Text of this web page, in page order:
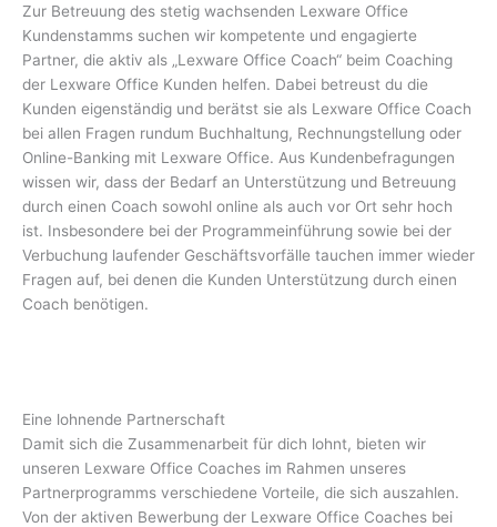
Zur Betreuung des stetig wachsenden Lexware Office
Kundenstamms suchen wir kompetente und engagierte
Partner, die aktiv als „Lexware Office Coach“ beim Coaching
der Lexware Office Kunden helfen. Dabei betreust du die
Kunden eigenständig und berätst sie als Lexware Office Coach
bei allen Fragen rundum Buchhaltung, Rechnungstellung oder
Online-Banking mit Lexware Office. Aus Kundenbefragungen
wissen wir, dass der Bedarf an Unterstützung und Betreuung
durch einen Coach sowohl online als auch vor Ort sehr hoch
ist. Insbesondere bei der Programmeinführung sowie bei der
Verbuchung laufender Geschäftsvorfälle tauchen immer wieder
Fragen auf, bei denen die Kunden Unterstützung durch einen
Coach benötigen.
Eine lohnende Partnerschaft
Damit sich die Zusammenarbeit für dich lohnt, bieten wir
unseren Lexware Office Coaches im Rahmen unseres
Partnerprogramms verschiedene Vorteile, die sich auszahlen.
Von der aktiven Bewerbung der Lexware Office Coaches bei